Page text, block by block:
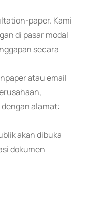
paper. Kami
di pasar modal
secara
atau email
alamat:
akan dibuka
dokumen